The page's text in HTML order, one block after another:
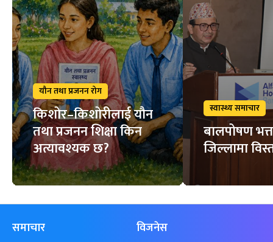
यौन तथा प्रजनन रोग
किशोर–किशोरीलाई यौन
तथा प्रजनन शिक्षा किन
अत्यावश्यक छ?
स्वास्थ्य समाचार
बालपोषण
जिल्लामा
समाचार विजनेस